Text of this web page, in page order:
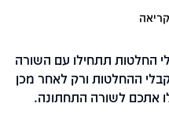
החלטות תתחילו עם השורה
ההחלטות ורק לאחר מכן
אתכם לשורה התחתונה.